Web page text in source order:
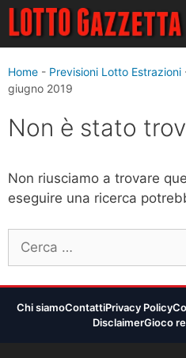
Vai
contenuto
Home - Previsioni Lotto Estrazioni
giugno 2019
Non è stato
Non riusciamo a trovare
eseguire una ricerca
per:
Chi siamoContattiPrivacy Policy
DisclaimerGioco